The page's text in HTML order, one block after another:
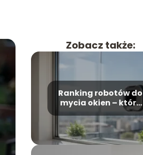
Zobacz także:
Ranking robotów do
mycia okien – które
modele wybrać?